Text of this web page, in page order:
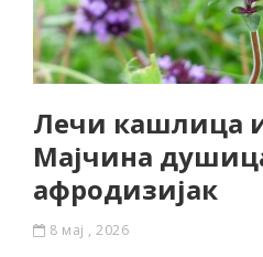
Лечи кашлица
Мајчина
афродизијак
8 мај , 2026